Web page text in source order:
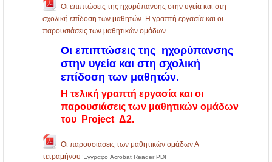
Οι επιπτώσεις της ηχορύπανσης στην υγεία και στη
σχολική επίδοση των μαθητών. Η γραπτή εργασία και οι
παρουσιάσεις των μαθητικών ομάδων.
Οι επιπτώσεις της ηχορύπανσης
στην υγεία και στη σχολική
επίδοση των μαθητών.
Η τελική γραπτή εργασία και οι
παρουσιάσεις των μαθητικών ομάδων
του
Project Δ2.
Οι παρουσιάσεις των μαθητικών ομάδων Α
τετραμήνου Έγγραφο Acrobat Reader PDF